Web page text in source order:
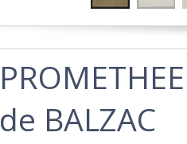
de BALZAC‎